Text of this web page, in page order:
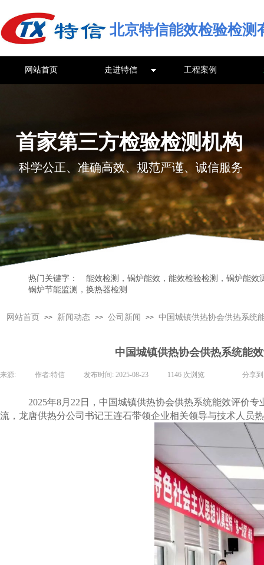
网站首页 走进特信 工程案例
北京特信能效检验检测
首家第三方检验检测机构
科学公正、准确高效、规范严谨、诚信服务
热门关键字： 能效检测，锅炉能效，能效检验检测，锅炉能效
锅炉节能监测，换热器检测
网站首页 >> 新闻动态 >> 公司新闻 >> 中国城镇供热协会供热系统
中国城镇供热协会供热系统能
来源: 作者:特信 发布时间: 2025-08-23 1146 次浏览 分享
2025年8月22日，中国城镇供热协会供热系统能效评价
流，龙唐供热分公司书记王连石带领企业相关领导与技术人员